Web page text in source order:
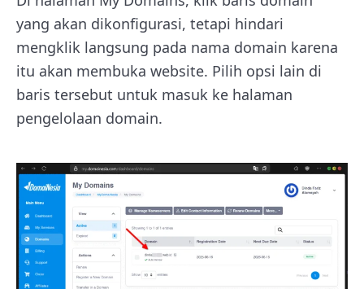
yang akan dikonfigurasi, tetapi hindari
mengklik langsung pada nama domain karena
itu akan membuka website. Pilih opsi lain di
baris tersebut untuk masuk ke halaman
pengelolaan domain.